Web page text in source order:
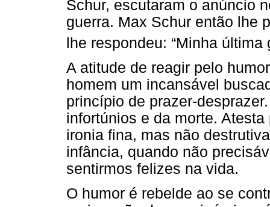
Schur, escutaram o anúncio
guerra. Max Schur então lhe
lhe respondeu: “Minha última
A atitude de reagir pelo
homem um incansável
princípio de prazer-
infortúnios e da morte.
ironia fina, mas não
infância, quando não
sentirmos felizes na vida.
O humor é rebelde ao se